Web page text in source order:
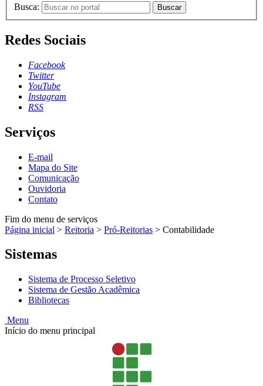
Busca: Buscar
Redes Sociais
Facebook
Twitter
YouTube
Instagram
RSS
Serviços
E-mail
Mapa do Site
Comunicação
Ouvidoria
Contato
Fim do menu de serviços
Página inicial > Reitoria > Pró-Reitorias > Contabilidade
Sistemas
Sistema de Processo Seletivo
Sistema de Gestão Acadêmica
Bibliotecas
Menu
Início do menu principal